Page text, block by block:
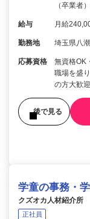
（卒業者
給与 月給
勤務地 埼玉県八
応募資格
無資格OK
職場を盛
の方大歓
後で見る
学童の事務・
クズオカ人材紹介所
正社員